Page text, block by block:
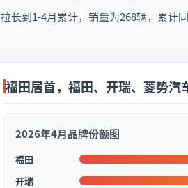
拉长到1-4月累计，销量为268辆，累计
福田居首，福田、开瑞、菱势汽
2026年4月品牌份额图
福田
开瑞